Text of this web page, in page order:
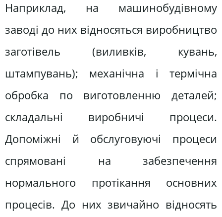
Наприклад, на машинобудівному
заводі до них відносяться виробництво
заготівель (виливків, кувань,
штампувань); механічна і термічна
обробка по виготовленню деталей;
складальні виробничі процеси.
Допоміжні й обслуговуючі процеси
спрямовані на забезпечення
нормального протікання основних
процесів. До них звичайно відносять